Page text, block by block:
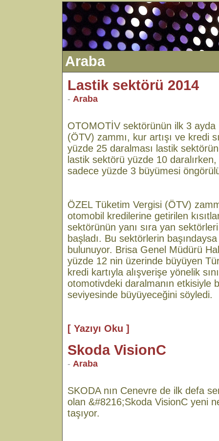
Araba
Lastik sektörü 2014
- Araba
OTOMOTİV sektörünün ilk 3
(ÖTV) zammı, kur artışı ve kredi
yüzde 25 daralması lastik
lastik sektörü yüzde 10
sadece yüzde 3 büyümesi
ÖZEL Tüketim Vergisi (ÖTV)
otomobil kredilerine getirilen
sektörünün yanı sıra yan
başladı. Bu sektörlerin
bulunuyor. Brisa Genel Müdürü
yüzde 12 nin üzerinde büyüyen
kredi kartıyla alışverişe yönelik
otomotivdeki daralmanın etkisiyle
seviyesinde büyüyeceğini söyledi.
[ Yazıyı Oku ]
Skoda VisionC
- Araba
SKODA nın Cenevre de ilk defa
olan &#8216;Skoda VisionC yeni
taşıyor.